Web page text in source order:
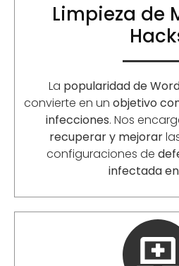
Limpieza de
La popularidad de
convierte en un objetivo
infecciones. Nos
recuperar y mejorar
configuraciones de
infectada